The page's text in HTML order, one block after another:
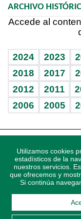
Vida y familia
Eñe
Celebrando la vida
Sin complejos
En pocas palabras
Escuchando al
Economía Personal
BRV
TBT Deportivo
Más firmas
Hecho en casa
Guía del dinero
Cumpleaños
Horóscopos
Juegos
ARCHIVO
Accede al
2024 2023
2018
2017
2012
2011
2006
2005
© 2021 Diario
Utilizamos cookies
estadísticos de la
nuestros servicios.
que ofrecemos y
Si continúa